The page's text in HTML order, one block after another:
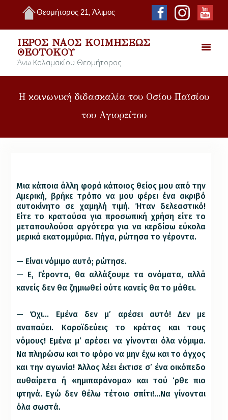
Θεομήτορος 21, Άλιμος
ΙΕΡΌΣ ΝΑΌΣ ΚΟΙΜΉΣΕΩΣ
ΘΕΟΤΌΚΟΥ
Άνω Καλαμακίου Θεομήτορος
Η κοινωνική διδασκαλία του Οσίου Παϊσίου
του Αγιορείτου
Μια κάποια άλλη φορά κάποιος θείος μου από την
Αμερική, βρήκε τρόπο να μου φέρει ένα ακριβό
αυτοκίνητο σε χαμηλή τιμή. Ήταν δελεαστικό!
Είτε το κρατούσα για προσωπική χρήση είτε το
μεταπουλούσα αργότερα για να κερδίσω εύκολα
μερικά εκατομμύρια. Πήγα, ρώτησα το γέροντα.
— Είναι νόμιμο αυτό; ρώτησε.
— Ε, Γέροντα, θα αλλάξουμε τα ονόματα, αλλά
κανείς δεν θα ζημιωθεί ούτε κανείς θα το μάθει.
— Όχι… Εμένα δεν μ’ αρέσει αυτό! Δεν με
αναπαύει. Κοροϊδεύεις το κράτος και τους
νόμους! Εμένα μ’ αρέσει να γίνονται όλα νόμιμα.
Να πληρώσω και το φόρο να μην έχω και το άγχος
και την αγωνία! Άλλος λέει έκτισε σ’ ένα οικόπεδο
αυθαίρετα ή «ημιπαράνομα» και τού ‘ρθε πιο
φτηνά. Εγώ δεν θέλω τέτοιο σπίτι!…Να γίνονται
όλα σωστά.